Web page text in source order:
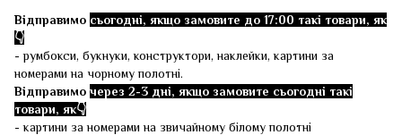
Відправимо сьогодні, якщо замовите до 17:00 такі товари, як
👇
- румбокси, букнуки, конструктори, наклейки, картини за
номерами на чорному полотні.
Відправимо через 2-3 дні, якщо замовите сьогодні такі
товари, як👇
- картини за номерами на звичайному білому полотні